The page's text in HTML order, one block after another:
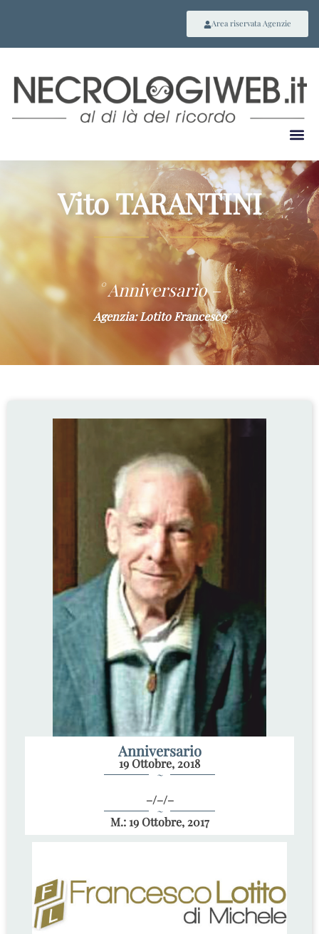
Area riservata Agenzie
Vito TARANTINI
~
° Anniversario –
Agenzia: Lotito Francesco
Anniversario
19 Ottobre, 2018
~
–/–/–
~
M.: 19 Ottobre, 2017